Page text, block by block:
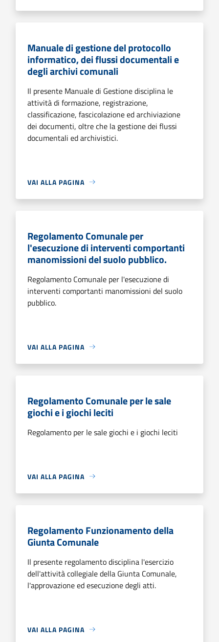
Manuale di gestione del protocollo
informatico, dei flussi documentali e
degli archivi comunali
Il presente Manuale di Gestione disciplina le
attività di formazione, registrazione,
classificazione, fascicolazione ed archiviazione
dei documenti, oltre che la gestione dei flussi
documentali ed archivistici.
VAI ALLA PAGINA
Regolamento Comunale per
l'esecuzione di interventi comportanti
manomissioni del suolo pubblico.
Regolamento Comunale per l'esecuzione di
interventi comportanti manomissioni del suolo
pubblico.
VAI ALLA PAGINA
Regolamento Comunale per le sale
giochi e i giochi leciti
Regolamento per le sale giochi e i giochi leciti
VAI ALLA PAGINA
Regolamento Funzionamento della
Giunta Comunale
Il presente regolamento disciplina l'esercizio
dell'attività collegiale della Giunta Comunale,
l'approvazione ed esecuzione degli atti.
VAI ALLA PAGINA